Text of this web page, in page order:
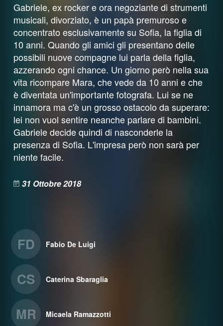
Gabriele, ex rocker e ora negoziante di strumenti
musicali, divorziato, è un papà premuroso e
concentrato esclusivamente su Sofia, la figlia di
10 anni. Quando gli amici gli presentano delle
possibili nuove compagne lui parla della figlia,
azzerando ogni chance. Un giorno però nella sua
vita ricompare Mara, che vede da 10 anni e che
è diventata un'importante fotografa. Lui se ne
innamora ma c'è un grosso ostacolo da superare:
lei non vuol sentire neanche parlare di bambini.
Gabriele decide quindi di nasconderle la
presenza di Sofia. L'impresa però non sarà per
niente facile.
31 Ottobre 2018
FD Fabio De Luigi
CS Caterina Sbaraglia
MR Micaela Ramazzotti